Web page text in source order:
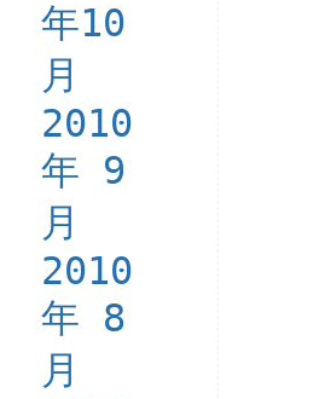
年10
月
2010
年 9
月
2010
年 8
月